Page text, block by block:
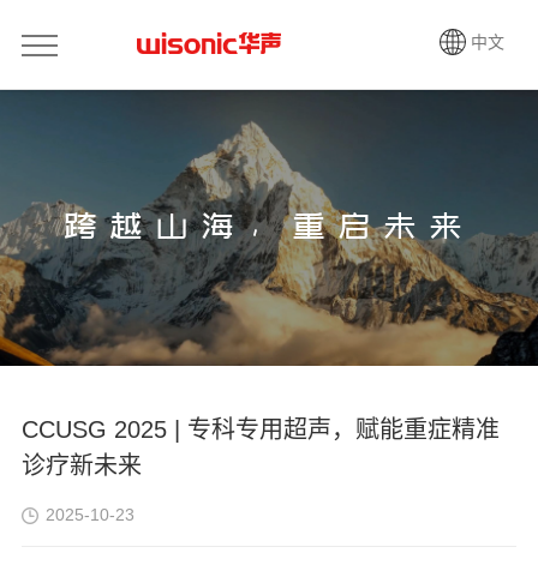
中文
跨越山海，重启未来
CCUSG 2025 | 专科专用超声，赋能重症精准
诊疗新未来
2025-10-23